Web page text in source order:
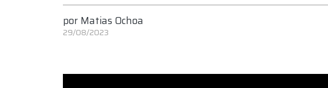
por Matias Ochoa
29/08/2023